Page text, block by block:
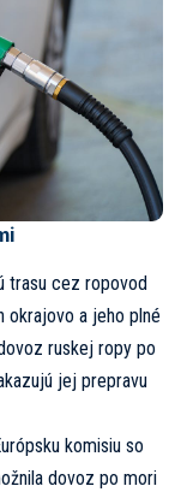
trasu cez ropovod
okrajovo a jeho plné
ruskej ropy po
jej prepravu
komisiu so
dovoz po mori